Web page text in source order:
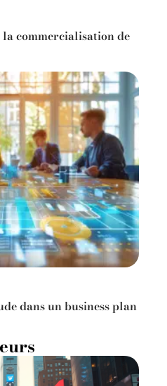
commercialisation de
dans un business plan